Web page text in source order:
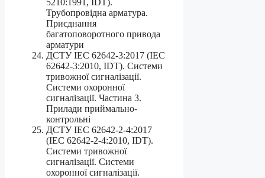
Трубопровідна арматура.
Приєднання
багатоповоротного привода
арматури
ДСТУ IEC 62642-3:2017 (IEC
62642-3:2010, IDT). Системи
тривожної сигналізації.
Системи охоронної
сигналізації. Частина 3.
Прилади приймально-
контрольні
ДСТУ IEC 62642-2-4:2017
(IEC 62642-2-4:2010, IDT).
Системи тривожної
сигналізації. Системи
охоронної сигналізації.